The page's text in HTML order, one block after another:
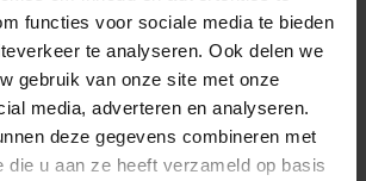
functies voor sociale media te bieden
te analyseren. Ook delen we
gebruik van onze site met onze
media, adverteren en analyseren.
deze gegevens combineren met
die u aan ze heeft verzameld op basis